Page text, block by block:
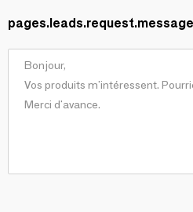
pages.leads.request.message